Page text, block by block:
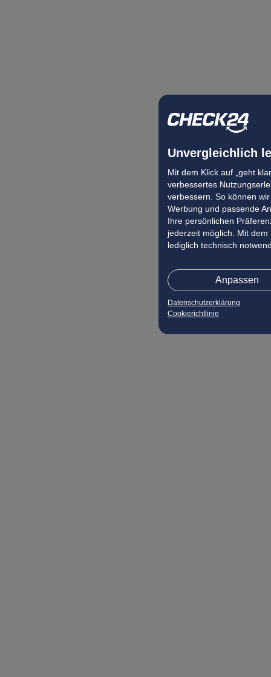
Unvergleichlich
Mit dem Klick auf „geht
verbessertes
verbessern. So können
Werbung und passende
Ihre persönlichen
jederzeit möglich. Mit dem
lediglich technisch
Anpassen
Datenschutzerklärung
Cookierichtlinie